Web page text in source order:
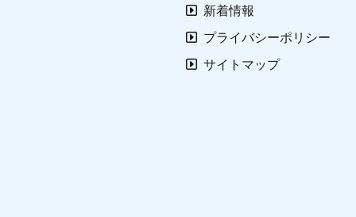
新着情報
プライバシーポリシー
サイトマップ